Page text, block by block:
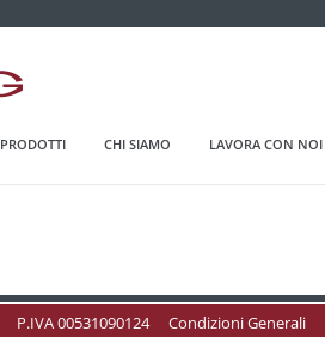
PRODOTTI CHI SIAMO LAVORA CON NOI
P.IVA 00531090124 Condizioni Generali